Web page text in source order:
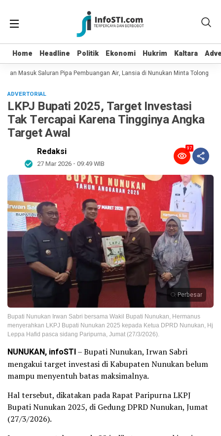
Home Headline Politik Ekonomi Hukrim Kaltara
Home Headline Politik Ekonomi Hukrim Kaltara
Masuk Saluran Pipa Pembuangan Air, Lansia di Nunukan Minta Tolong
ADVERTORIAL
LKPJ Bupati 2025, Target Investasi
Tak Tercapai Karena Tingginya Angka
Target Awal
Redaksi
27 Mar 2026 - 09:49 WIB
97
Perbesar
Bupati Nunukan Irwan Sabri bersama Wakil Bupati Nunukan, Hermanus
menyerahkan LKPJ Bupati Nunukan 2025 kepada Ketua DPRD Nunukan, Hj
Leppa Hafid pasca sidang Paripurna, Jumat (27/3/2026).
NUNUKAN, infoSTI– Bupati Nunukan, Irwan Sabri
mengakui target investasi di Kabupaten Nunukan belum
mampu menyentuh batas maksimalnya.
Hal tersebut, dikatakan pada Rapat Paripurna LKPJ
Bupati Nunukan 2025, di Gedung DPRD Nunukan, Jumat
(27/3/2026).